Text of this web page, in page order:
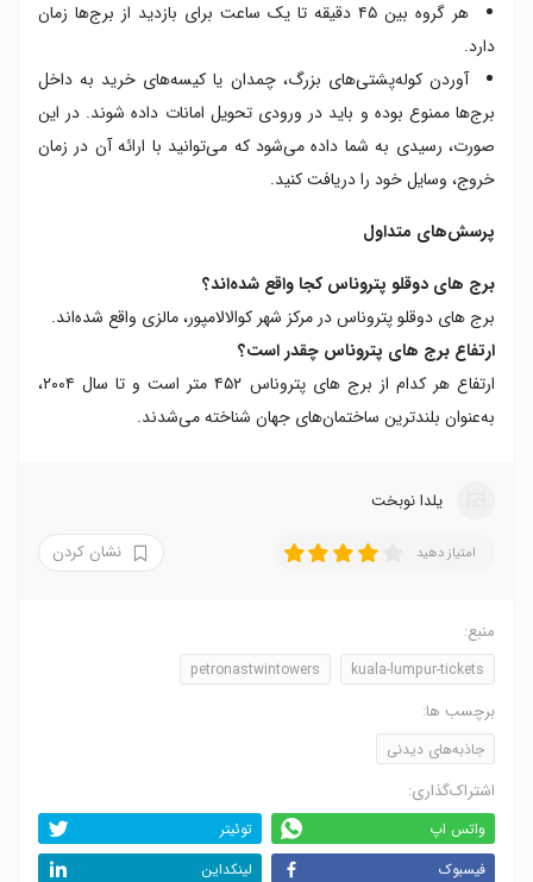
هر گروه بین ۴۵ دقیقه تا یک ساعت برای بازدید از برج‌ها زمان
دارد.
آوردن کوله‌پشتی‌های بزرگ، چمدان یا کیسه‌های خرید به داخل
برج‌ها ممنوع بوده و باید در ورودی تحویل امانات داده شوند. در این
صورت، رسیدی به شما داده می‌شود که می‌توانید با ارائه آن در زمان
خروج، وسایل خود را دریافت کنید.
پرسش‌های متداول
برج های دوقلو پتروناس کجا واقع شده‌اند؟
برج های دوقلو پتروناس در مرکز شهر کوالالامپور، مالزی واقع شده‌اند.
ارتفاع برج های پتروناس چقدر است؟
ارتفاع هر کدام از برج های پتروناس ۴۵۲ متر است و تا سال ۲۰۰۴،
به‌عنوان بلندترین ساختمان‌های جهان شناخته می‌شدند.
یلدا نوبخت
امتیاز دهید نشان کردن
منبع:
kuala-lumpur-tickets
petronastwintowers
برچسب ها:
جاذبه‌های دیدنی
اشتراک‌گذاری:
واتس اپ
توئیتر
فیسبوک
لینکداین